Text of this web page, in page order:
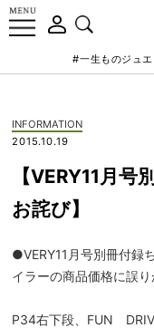
#一生ものジュ
INFORMATION
2015.10.19
【VERY11月
お詫び】
●VERY11月号別冊付録
イラーの商品価格に誤り
P34右下段、FUN